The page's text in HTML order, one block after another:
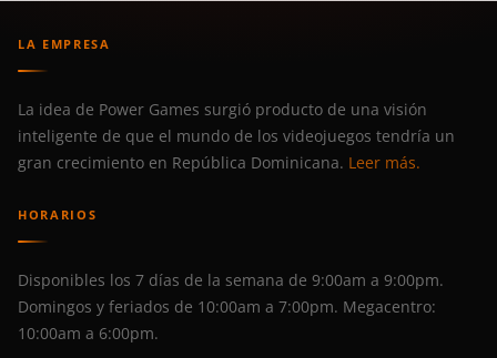
LA EMPRESA
La idea de Power Games surgió producto de una visión
inteligente de que el mundo de los videojuegos tendría un
gran crecimiento en República Dominicana. Leer más.
HORARIOS
Disponibles los 7 días de la semana de 9:00am a 9:00pm.
Domingos y feriados de 10:00am a 7:00pm. Megacentro:
10:00am a 6:00pm.